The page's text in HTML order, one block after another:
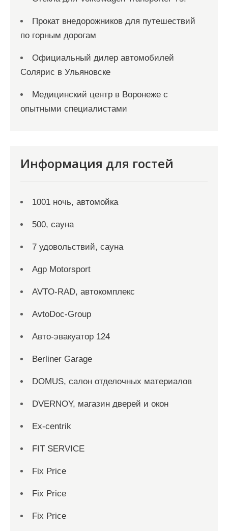
Прокат внедорожников для путешествий
по горным дорогам
Официальный дилер автомобилей
Солярис в Ульяновске
Медицинский центр в Воронеже с
опытными специалистами
Информация для гостей
1001 ночь, автомойка
500, сауна
7 удовольствий, сауна
Agp Motorsport
AVTO-RAD, автокомплекс
AvtoDoc-Group
Aвто-эвакуатор 124
Berliner Garage
DOMUS, салон отделочных материалов
DVERNOY, магазин дверей и окон
Ex-centrik
FIT SERVICE
Fix Price
Fix Price
Fix Price